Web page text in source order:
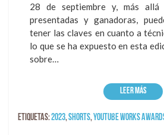
28 de septiembre y, más allá
presentadas y ganadoras,
tener las claves en cuanto a
lo que se ha expuesto en esta
sobre…
Leer más
Etiquetas:2023,Shorts,YouTube Works